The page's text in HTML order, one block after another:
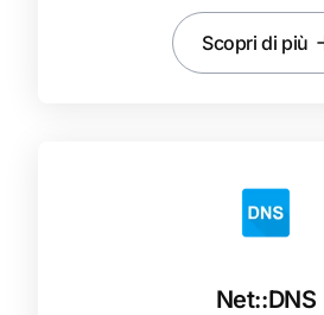
Scopri di più
Net::DNS